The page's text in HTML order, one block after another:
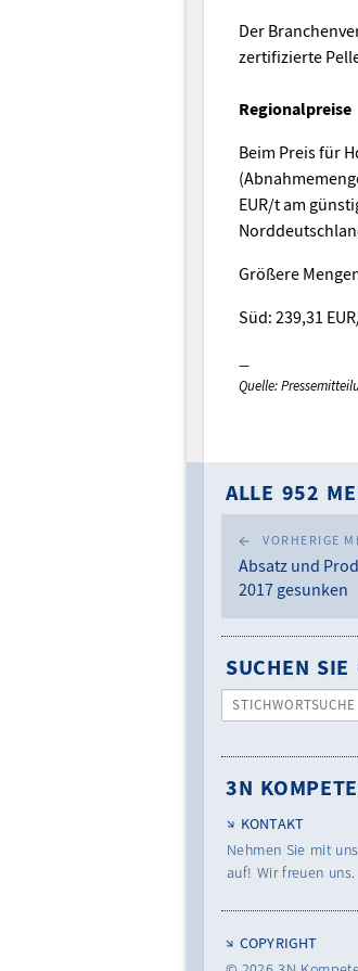
Der
zertifizierte
Regionalpreise
Beim Preis für
EUR/t am
Größere
Süd: 239,31
Quelle:
ALLE 952
VORHERIGE
Absatz und
2017 gesunken
SUCHEN SIE
STICHWORTSUCHE
3N
KONTAKT
Nehmen Sie mit
auf! Wir freuen uns.
COPYRIGHT